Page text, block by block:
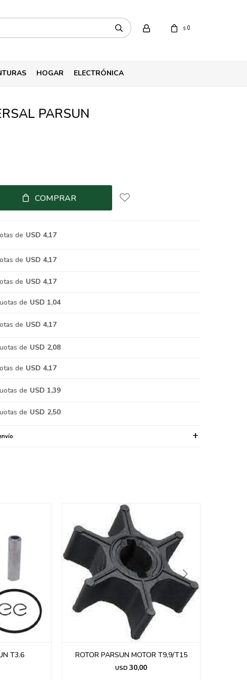
HOGAR ELECTRÓNICA
$ 0
PARSUN
COMPRAR
de USD 4,17
de USD 4,17
de USD 4,17
de USD 1,04
de USD 4,17
de USD 2,08
de USD 4,17
de USD 1,39
de USD 2,50
T3.6 ROTOR PARSUN MOTOR T9,9/T15
USD 30,00